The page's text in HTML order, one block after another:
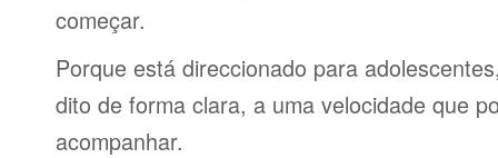
começar.
Porque está direccionado para
dito de forma clara, a uma velocidade que
acompanhar.